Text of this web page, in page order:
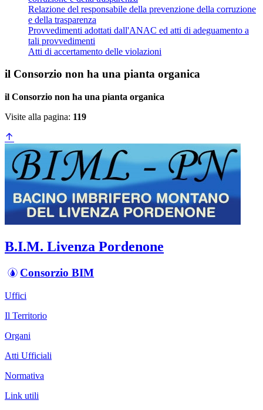
Relazione del responsabile della prevenzione della corruzione
e della trasparenza
Provvedimenti adottati dall'ANAC ed atti di adeguamento a
tali provvedimenti
Atti di accertamento delle violazioni
il Consorzio non ha una pianta organica
il Consorzio non ha una pianta organica
Visite alla pagina: 119
B.I.M. Livenza Pordenone
Consorzio BIM
Uffici
Il Territorio
Organi
Atti Ufficiali
Normativa
Link utili